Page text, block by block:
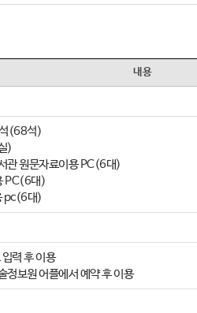
내용
(68석)
)
관 원문자료이용 PC(6대)
PC(6대)
pc(6대)
력 후 이용
정보원 어플에서 예약 후 이용